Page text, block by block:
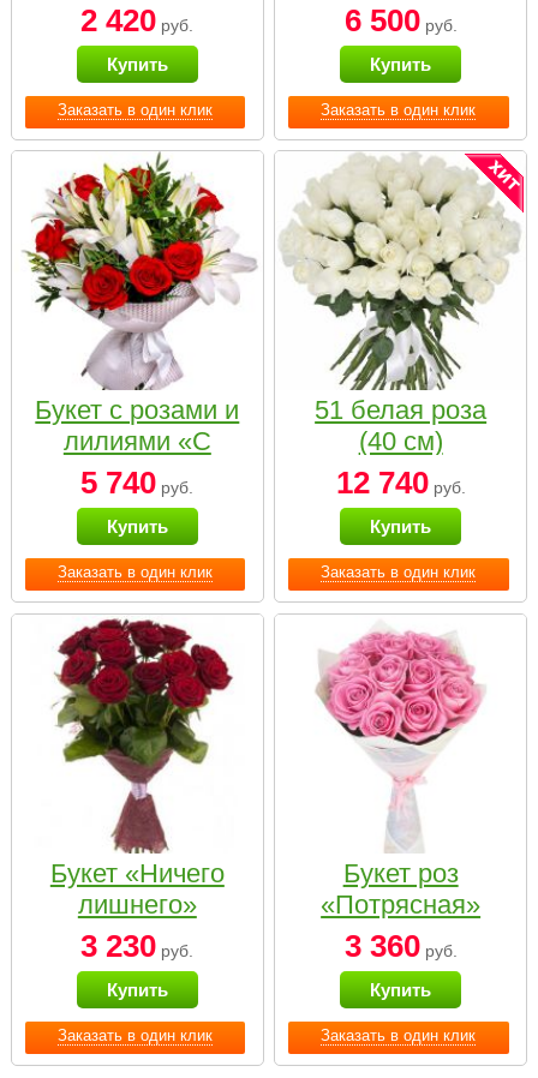
Заказать в один клик
2 420 руб.
Купить
Заказать в один клик
6 500руб.
Купить
Заказать в один клик
Букет с розами и
лилиями «С
наилучшими
пожеланиями»
5 740 руб.
Купить
Заказать в один клик
51 белая роза
(40 см)
12 740руб.
Купить
Заказать в один клик
Букет «Ничего
лишнего»
3 230 руб.
Купить
Заказать в один клик
Букет роз
«Потрясная»
3 360руб.
Купить